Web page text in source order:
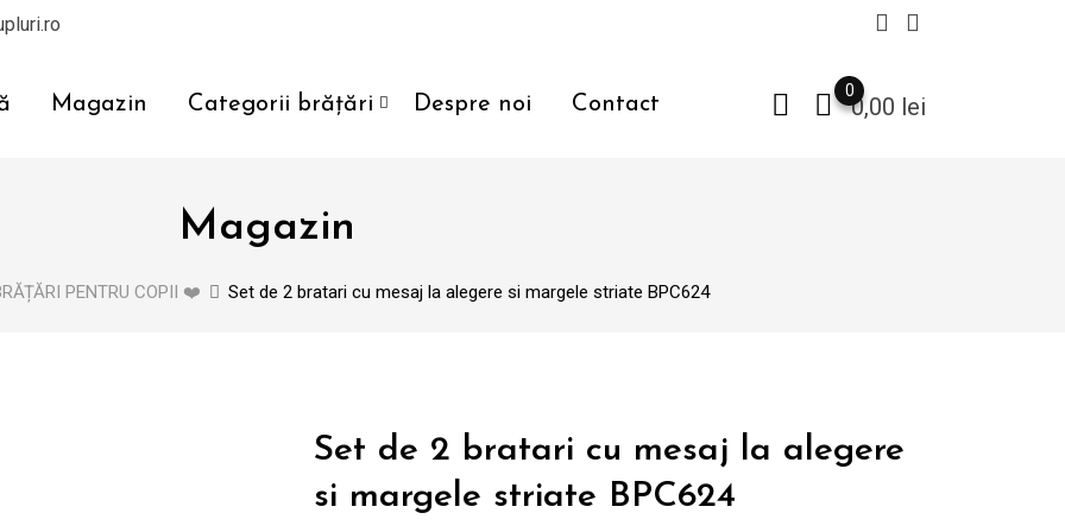
Magazin Categorii brățări Despre noi Contact 0,00 lei
0
Magazin
PENTRU COPII ❤️ Set de 2 bratari cu mesaj la alegere si margele striate BPC624
Set de 2 bratari cu mesaj la alegere
si margele striate BPC624